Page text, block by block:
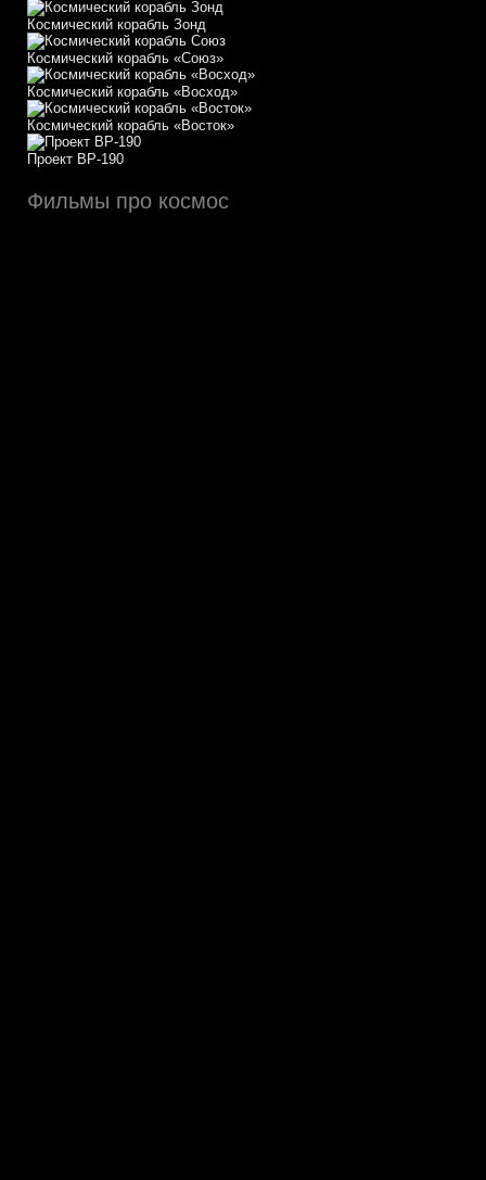
Космический корабль Зонд
Космический корабль «Союз»
Космический корабль «Восход»
Космический корабль «Восток»
Проект ВР-190
Фильмы про космос